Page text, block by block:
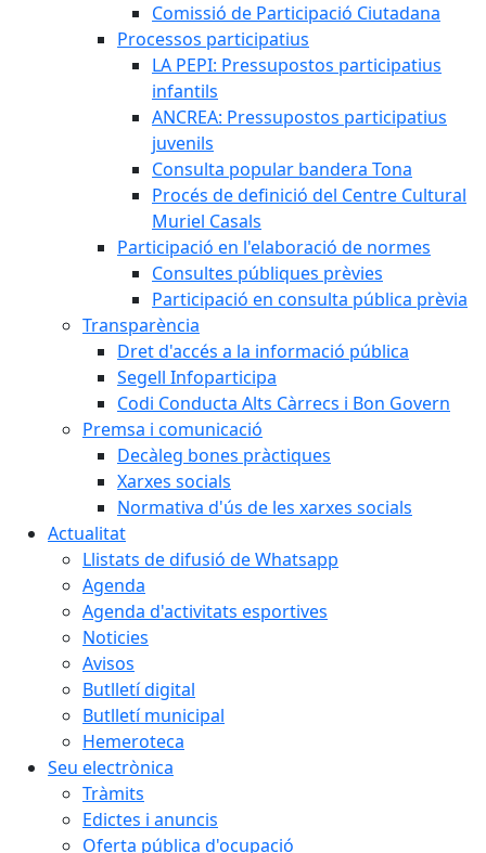
Comissió de Participació Ciutadana
Processos participatius
LA PEPI: Pressupostos participatius
infantils
ANCREA: Pressupostos participatius
juvenils
Consulta popular bandera Tona
Procés de definició del Centre Cultural
Muriel Casals
Participació en l'elaboració de normes
Consultes públiques prèvies
Participació en consulta pública prèvia
Transparència
Dret d'accés a la informació pública
Segell Infoparticipa
Codi Conducta Alts Càrrecs i Bon Govern
Premsa i comunicació
Decàleg bones pràctiques
Xarxes socials
Normativa d'ús de les xarxes socials
Actualitat
Llistats de difusió de Whatsapp
Agenda
Agenda d'activitats esportives
Noticies
Avisos
Butlletí digital
Butlletí municipal
Hemeroteca
Seu electrònica
Tràmits
Edictes i anuncis
Oferta pública d'ocupació